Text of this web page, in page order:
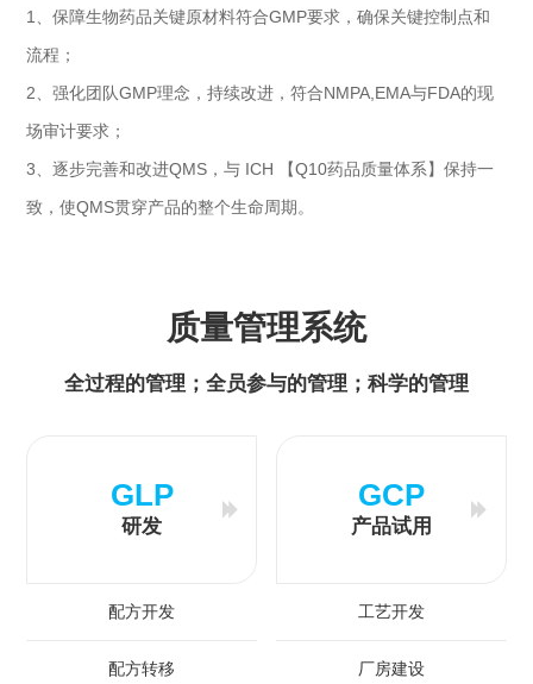
1、保障生物药品关键原材料符合GMP要求，确保关键控制点和
流程；
2、强化团队GMP理念，持续改进，符合NMPA,EMA与FDA的现
场审计要求；
3、逐步完善和改进QMS，与 ICH 【Q10药品质量体系】保持一
致，使QMS贯穿产品的整个生命周期。
质量管理系统
全过程的管理；全员参与的管理；科学的管理
GLP
研发
配方开发
配方转移
GCP
产品试用
工艺开发
厂房建设